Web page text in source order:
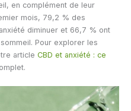
en complément de leur
mois, 79,2 % des
diminuer et 66,7 % ont
Pour explorer les
article CBD et anxiété : ce